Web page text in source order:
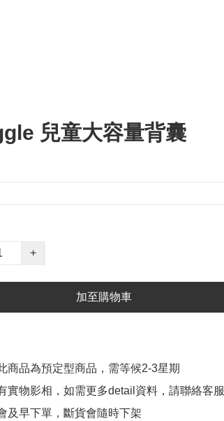
兒童大容量背囊
+
加至購物車
商品為預定型商品，需等候2-3星期
實物影相，如需更多detail資料，請聯絡客服
及早下單，斷貨會隨時下架